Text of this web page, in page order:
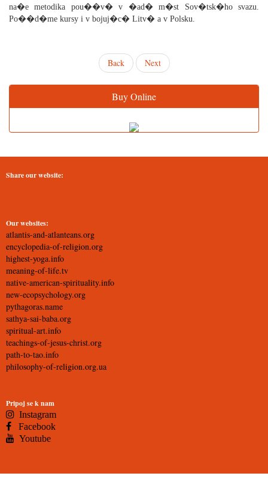
na�e metodika pou��v� v �ad� m�st Sov�tsk�ho svazu.
Po��d�me kursy i v bojuj�c� Litv� a v Polsku.
Back Next
Buy Online
Share our website:
Our websites:
atlantis-and-atlanteans.org
encyclopedia-of-religion.org
highest-yoga.info
meaning-of-life.tv
native-american-spirituality.info
new-ecopsychology.org
pythagoras.name
sathya-sai-baba.org
spiritual-art.info
teachings-of-jesus-christ.org
path-to-tao.info
philosophy-of-religion.org.ua
Pripoj se k nam
Instagram
Facebook
Youtube